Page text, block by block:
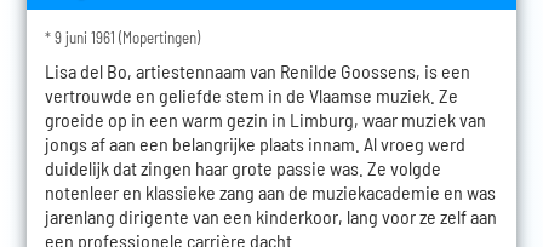
* 9 juni 1961 (Mopertingen)
Lisa del Bo, artiestennaam van Renilde Goossens, is een
vertrouwde en geliefde stem in de Vlaamse muziek. Ze
groeide op in een warm gezin in Limburg, waar muziek van
jongs af aan een belangrijke plaats innam. Al vroeg werd
duidelijk dat zingen haar grote passie was. Ze volgde
notenleer en klassieke zang aan de muziekacademie en was
jarenlang dirigente van een kinderkoor, lang voor ze zelf aan
een professionele carrière dacht.